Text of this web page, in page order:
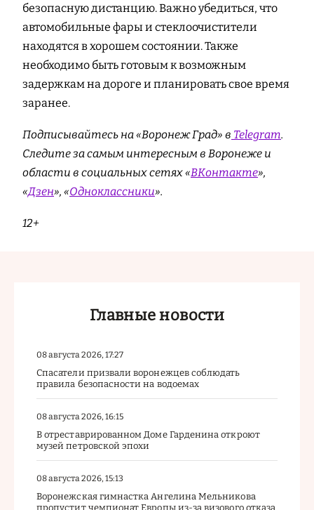
безопасную дистанцию. Важно убедиться, что
автомобильные фары и стеклоочистители
находятся в хорошем состоянии. Также
необходимо быть готовым к возможным
задержкам на дороге и планировать свое время
заранее.
Подписывайтесь на «Воронеж Град» в Telegram.
Cледите за самым интересным в Воронеже и
области в социальных сетях «ВКонтакте»,
«Дзен», «Одноклассники».
12+
Главные новости
08 августа 2026, 17:27
Спасатели призвали воронежцев соблюдать
правила безопасности на водоемах
08 августа 2026, 16:15
В отреставрированном Доме Гарденина откроют
музей петровской эпохи
08 августа 2026, 15:13
Воронежская гимнастка Ангелина Мельникова
пропустит чемпионат Европы из-за визового отказа